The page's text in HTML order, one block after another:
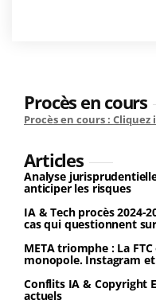
Procès en cours
Procès en cours : Cliquez
Articles
Analyse
anticiper les risques
IA & Tech procès 2024-
cas qui questionnent
META triomphe : La
monopole. Instagram
Conflits IA & Copyright
actuels